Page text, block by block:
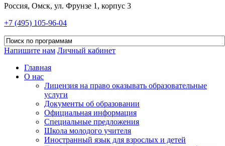
Россия, Омск, ул. Фрунзе 1, корпус 3
+7 (495) 105-96-04
Напишите нам Личный кабинет
Главная
О нас
Лицензия на право оказывать образовательные
услуги
Документы об образовании
Официальная информация
Специальные предложения
Школа молодого учителя
Иностранный язык для взрослых и детей